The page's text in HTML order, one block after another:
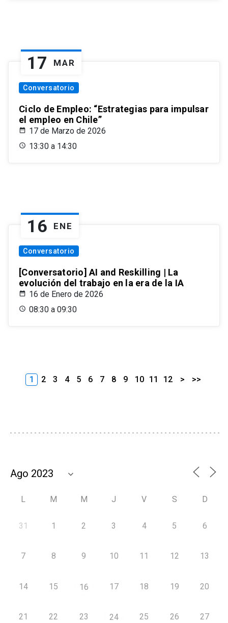
17 MAR
Conversatorio
Ciclo de Empleo: “Estrategias para impulsar
el empleo en Chile”
17 de Marzo de 2026
13:30 a 14:30
16 ENE
Conversatorio
[Conversatorio] AI and Reskilling | La
evolución del trabajo en la era de la IA
16 de Enero de 2026
08:30 a 09:30
1 2 3 4 5 6 7 8 9 10 11 12 > >>
L M M J V S D
31 1 2 3 4 5 6
7 8 9 10 11 12 13
14 15 16 17 18 19 20
21 22 23 24 25 26 27